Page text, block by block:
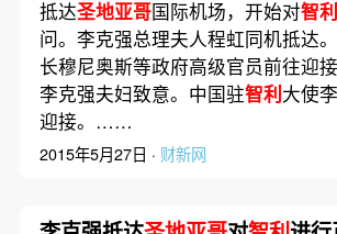
抵达圣地亚哥国际机场，开始对智利
问。李克强总理夫人程虹同机抵达。
长穆尼奥斯等政府高级官员前往迎
李克强夫妇致意。中国驻智利大使
迎接。……
2015年5月27日 · 财新网